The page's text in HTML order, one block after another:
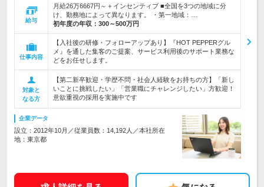
給与
月給26万6667円～＋インセンティブ ■全国を3つの地域に分
け、勤務地によって異なります。 ・第一地域：…
初年度の年収： 300～500万円
仕事内容
【入社後の研修・フォローアップあり】『HOT PEPPERグル
メ』を通した集客のご提案、サービス利用後のサポート業務な
どをお任せします。
対象と
なる方
【第二新卒歓迎・学歴不問・社会人経験をお持ちの方】「新し
いことに挑戦したい」「営業職にチャレンジしたい」方歓迎！
意欲重視の採用を実施中です
企業データ
設立：2012年10月／従業員数：14,192人／本社所在
地：東京都